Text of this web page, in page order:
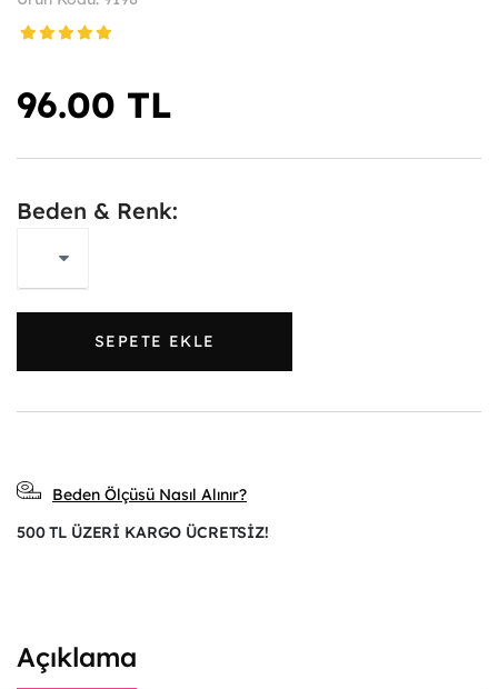
96.00 TL
Beden & Renk:
SEPETE EKLE
Beden Ölçüsü Nasıl Alınır?
500 TL ÜZERİ KARGO ÜCRETSİZ!
Açıklama